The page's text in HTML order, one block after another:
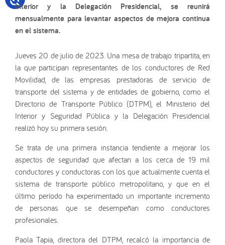
Interior y la Delegación Presidencial, se reunirá
mensualmente para levantar aspectos de mejora continua
en el sistema.
Jueves 20 de julio de 2023. Una mesa de trabajo tripartita, en
la que participan representantes de los conductores de Red
Movilidad, de las empresas prestadoras de servicio de
transporte del sistema y de entidades de gobierno, como el
Directorio de Transporte Público (DTPM), el Ministerio del
Interior y Seguridad Pública y la Delegación Presidencial
realizó hoy su primera sesión.
Se trata de una primera instancia tendiente a mejorar los
aspectos de seguridad que afectan a los cerca de 19 mil
conductores y conductoras con los que actualmente cuenta el
sistema de transporte público metropolitano, y que en el
último período ha experimentado un importante incremento
de personas que se desempeñan como conductores
profesionales.
Paola Tapia, directora del DTPM, recalcó la importancia de